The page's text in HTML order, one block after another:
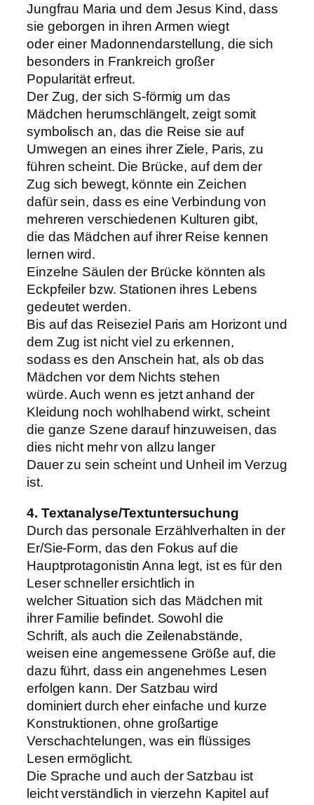
Jungfrau Maria und dem Jesus Kind, dass
sie geborgen in ihren Armen wiegt
oder einer Madonnendarstellung, die sich
besonders in Frankreich großer
Popularität erfreut.
Der Zug, der sich S-förmig um das
Mädchen herumschlängelt, zeigt somit
symbolisch an, das die Reise sie auf
Umwegen an eines ihrer Ziele, Paris, zu
führen scheint. Die Brücke, auf dem der
Zug sich bewegt, könnte ein Zeichen
dafür sein, dass es eine Verbindung von
mehreren verschiedenen Kulturen gibt,
die das Mädchen auf ihrer Reise kennen
lernen wird.
Einzelne Säulen der Brücke könnten als
Eckpfeiler bzw. Stationen ihres Lebens
gedeutet werden.
Bis auf das Reiseziel Paris am Horizont und
dem Zug ist nicht viel zu erkennen,
sodass es den Anschein hat, als ob das
Mädchen vor dem Nichts stehen
würde. Auch wenn es jetzt anhand der
Kleidung noch wohlhabend wirkt, scheint
die ganze Szene darauf hinzuweisen, das
dies nicht mehr von allzu langer
Dauer zu sein scheint und Unheil im Verzug
ist.
4. Textanalyse/Textuntersuchung
Durch das personale Erzählverhalten in der
Er/Sie-Form, das den Fokus auf die
Hauptprotagonistin Anna legt, ist es für den
Leser schneller ersichtlich in
welcher Situation sich das Mädchen mit
ihrer Familie befindet. Sowohl die
Schrift, als auch die Zeilenabstände,
weisen eine angemessene Größe auf, die
dazu führt, dass ein angenehmes Lesen
erfolgen kann. Der Satzbau wird
dominiert durch eher einfache und kurze
Konstruktionen, ohne großartige
Verschachtelungen, was ein flüssiges
Lesen ermöglicht.
Die Sprache und auch der Satzbau ist
leicht verständlich in vierzehn Kapitel auf